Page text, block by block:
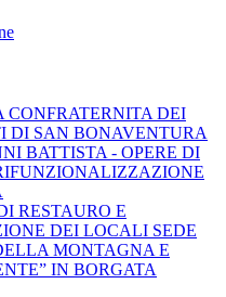
CONFRATERNITA DEI
DI SAN BONAVENTURA
BATTISTA - OPERE DI
RESTAURO E
DEI LOCALI SEDE
MONTAGNA E
IN BORGATA